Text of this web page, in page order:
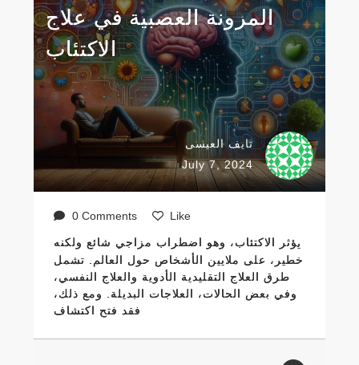
نايف العيسى
July 7, 2024
المرونة العصبية في علاج
الاكتئاب
0 Comments Like
يؤثر الاكتئاب، وهو اضطراب مزاجي شائع ولكنه
خطير، على ملايين الأشخاص حول العالم. تشمل
طرق العلاج التقليدية الأدوية والعلاج النفسي،
وفي بعض الحالات، العلاجات البديلة. ومع ذلك،
فقد فتح اكتشاف